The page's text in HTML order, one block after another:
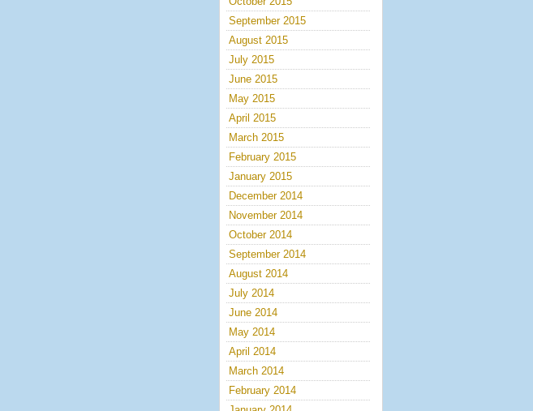
September 2015
August 2015
July 2015
June 2015
May 2015
April 2015
March 2015
February 2015
January 2015
December 2014
November 2014
October 2014
September 2014
August 2014
July 2014
June 2014
May 2014
April 2014
March 2014
February 2014